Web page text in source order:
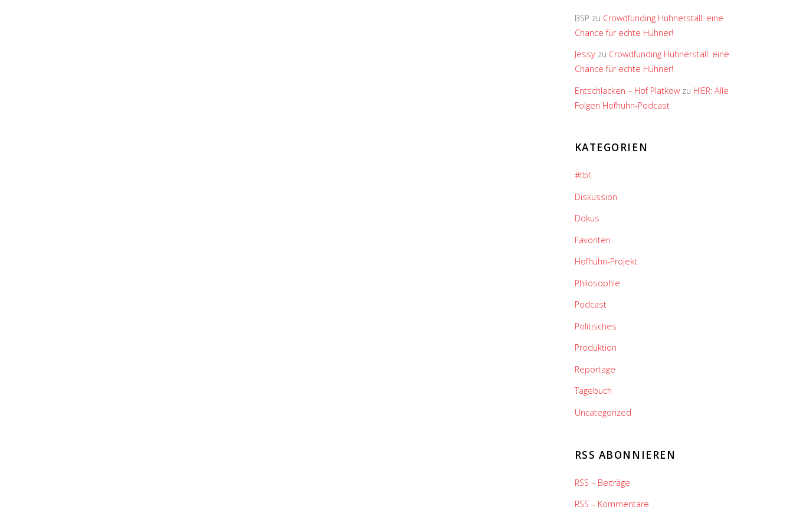
BSP zu Crowdfunding Hühnerstall: eine
Chance für echte Hühner!
Jessyzu Crowdfunding Hühnerstall: eine
Chance für echte Hühner!
Entschlacken – Hof Platkowzu HIER: Alle
Folgen Hofhuhn-Podcast
KATEGORIEN
#tbt
Diskussion
Dokus
Favoriten
Hofhuhn-Projekt
Philosophie
Podcast
Politisches
Produktion
Reportage
Tagebuch
Uncategorized
RSS ABONNIEREN
RSS – Beiträge
RSS – Kommentare